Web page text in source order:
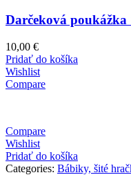
Darčeková poukážka
10,00 €
Pridať do košíka
Wishlist
Compare
Compare
Wishlist
Pridať do košíka
Categories: Bábiky, šité